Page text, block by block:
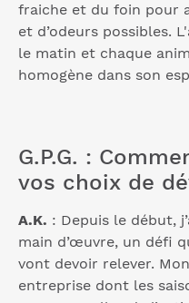
fraiche et du foin pour
et d’odeurs possibles.
le matin et chaque
homogène dans son
G.P.G. :
vos choix de
A.K. : Depuis le début,
main d’œuvre, un défi
vont devoir relever.
entreprise dont les